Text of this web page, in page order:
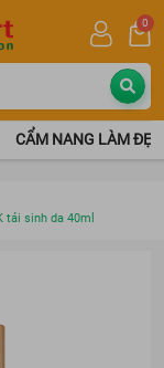
0
CẨM NANG LÀM ĐẸP
tái sinh da 40ml